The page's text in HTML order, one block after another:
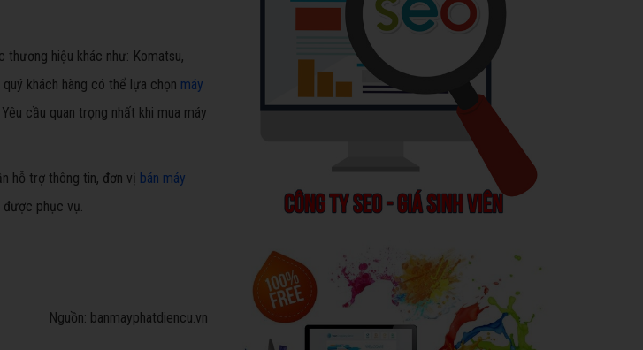
thương hiệu khác như: Komatsu,
khách hàng có thể lựa chọn máy
cầu quan trọng nhất khi mua máy
hỗ trợ thông tin, đơn vị bán máy
được phục vụ.
Nguồn: banmayphatdiencu.vn